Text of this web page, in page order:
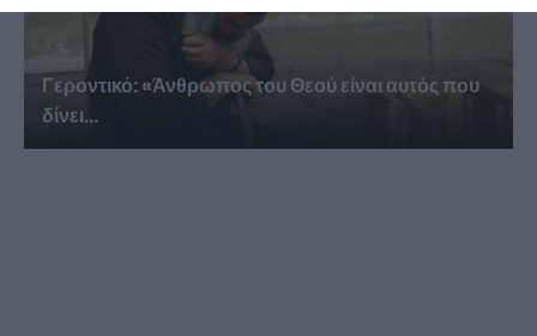
Γεροντικό: «Άνθρωπος του Θεού είναι αυτός που
δίνει...